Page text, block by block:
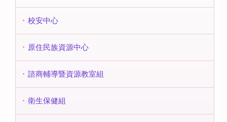
校安中心
原住民族資源中心
諮商輔導暨資源教室組
衛生保健組